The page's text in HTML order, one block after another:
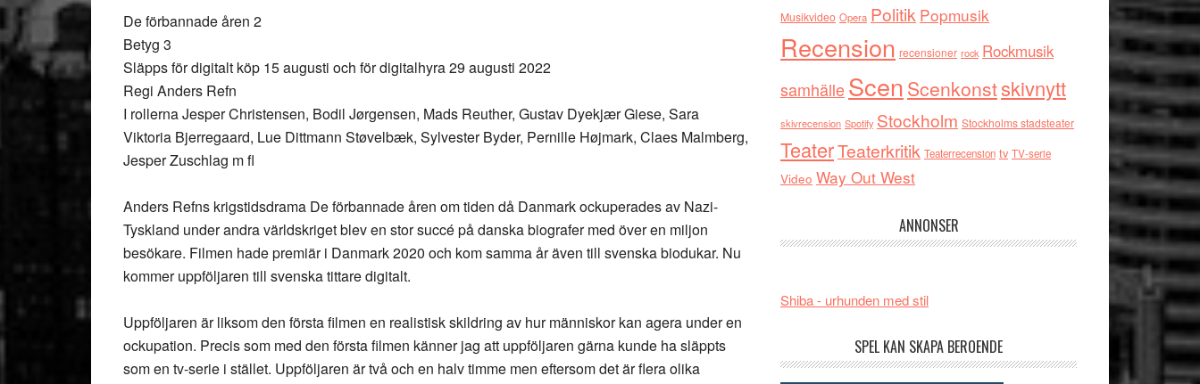
De förbannade åren 2
Betyg 3
Släpps för digitalt köp 15 augusti och för digitalhyra 29 augusti 2022
Regi Anders Refn
I rollerna Jesper Christensen, Bodil Jørgensen, Mads Reuther, Gustav Dyekjær Giese, Sara
Viktoria Bjerregaard, Lue Dittmann Støvelbæk, Sylvester Byder, Pernille Højmark, Claes Malmberg,
Jesper Zuschlag m fl
Anders Refns krigstidsdrama De förbannade åren om tiden då Danmark ockuperades av Nazi-
Tyskland under andra världskriget blev en stor succé på danska biografer med över en miljon
besökare. Filmen hade premiär i Danmark 2020 och kom samma år även till svenska biodukar. Nu
kommer uppföljaren till svenska tittare digitalt.
Uppföljaren är liksom den första filmen en realistisk skildring av hur människor kan agera under en
ockupation. Precis som med den första filmen känner jag att uppföljaren gärna kunde ha släppts
som en tv-serie i stället. Uppföljaren är två och en halv timme men eftersom det är flera olika
Musikvideo Opera Politik Popmusik
Recension recensioner rock Rockmusik
samhälleScen Scenkonstskivnytt
skivrecension Spotify Stockholm Stockholms stadsteater
TeaterTeaterkritik Teaterrecension tv TV-serie
Video Way Out West
ANNONSER
Shiba - urhunden med stil
SPEL KAN SKAPA BEROENDE